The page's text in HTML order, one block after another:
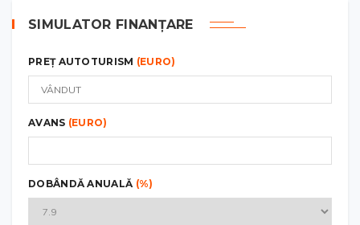
SIMULATOR FINANȚARE
PREȚ AUTOTURISM (EURO)
AVANS (EURO)
DOBÂNDĂ ANUALĂ (%)